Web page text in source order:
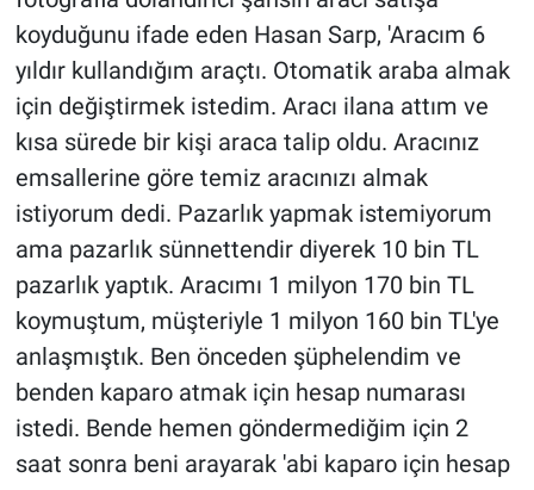
koyduğunu ifade eden Hasan Sarp, 'Aracım 6
yıldır kullandığım araçtı. Otomatik araba almak
için değiştirmek istedim. Aracı ilana attım ve
kısa sürede bir kişi araca talip oldu. Aracınız
emsallerine göre temiz aracınızı almak
istiyorum dedi. Pazarlık yapmak istemiyorum
ama pazarlık sünnettendir diyerek 10 bin TL
pazarlık yaptık. Aracımı 1 milyon 170 bin TL
koymuştum, müşteriyle 1 milyon 160 bin TL'ye
anlaşmıştık. Ben önceden şüphelendim ve
benden kaparo atmak için hesap numarası
istedi. Bende hemen göndermediğim için 2
saat sonra beni arayarak 'abi kaparo için hesap